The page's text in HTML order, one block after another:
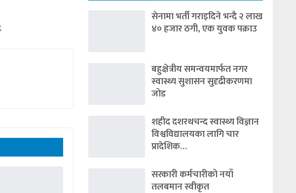
सेनामा भर्ती गराइदिने भन्दै २ लाख
४० हजार ठगी, एक युवक पक्राउ
बहुक्षेत्रीय समन्वयमार्फत नगर
स्वास्थ्य सुशासन सुदृढीकरणमा
जोड
शहीद दशरथचन्द स्वास्थ्य विज्ञान
विश्वविद्यालयका लागि चार
प्रादेशिक…
सरकारी कर्मचारीको नयाँ
तलबमान स्वीकृत